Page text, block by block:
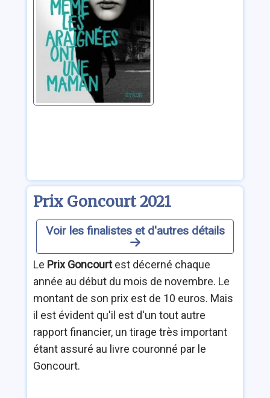
Prix Goncourt 2021
Voir les finalistes et d'autres détails
Le Prix Goncourtest décerné chaque
année au début du mois de novembre. Le
montant de son prix est de 10 euros. Mais
il est évident qu'il est d'un tout autre
rapport financier, un tirage très important
étant assuré au livre couronné par le
Goncourt.